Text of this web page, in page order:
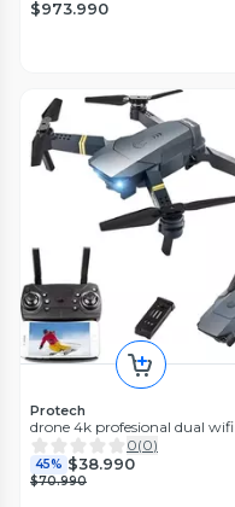
$973.990
Protech
drone 4k profesional dual wifi
0(0)
45% $38.990
$70.990